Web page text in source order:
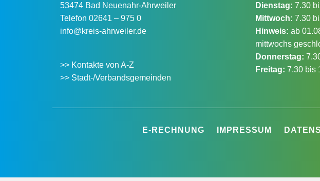
53474 Bad Neuenahr-Ahrweiler
Telefon 02641 – 975 0
info@kreis-ahrweiler.de
>> Kontakte von A-Z
>> Stadt-/Verbandsgemeinden
Dienstag: 7.30
Mittwoch: 7.30
Hinweis: ab
mittwochs
Donnerstag:
Freitag: 7.30 bis
E-RECHNUNG IMPRESSUM